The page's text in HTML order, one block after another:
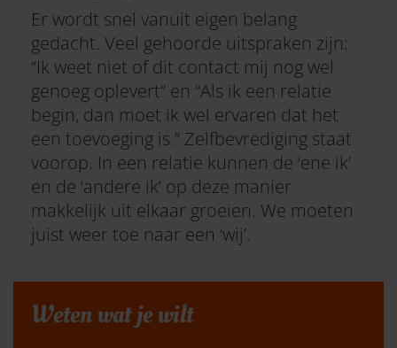
Er wordt snel vanuit eigen belang
gedacht. Veel gehoorde uitspraken zijn:
“Ik weet niet of dit contact mij nog wel
genoeg oplevert” en “Als ik een relatie
begin, dan moet ik wel ervaren dat het
een toevoeging is.” Zelfbevrediging staat
voorop. In een relatie kunnen de ‘ene ik’
en de ‘andere ik’ op deze manier
makkelijk uit elkaar groeien. We moeten
juist weer toe naar een ‘wij’.
Weten wat je wilt